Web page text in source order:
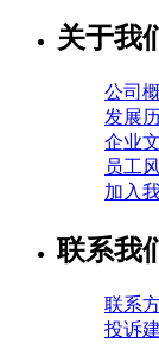
关于我
公司
发展
企业
员工
加入
联系我
联系
投诉